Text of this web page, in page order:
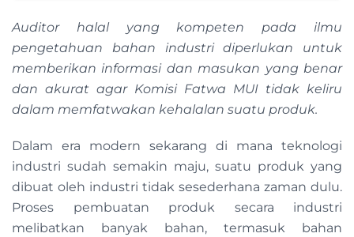
Auditor halal yang kompeten pada ilmu
pengetahuan bahan industri diperlukan untuk
memberikan informasi dan masukan yang benar
dan akurat agar Komisi Fatwa MUI tidak keliru
dalam memfatwakan kehalalan suatu produk.
Dalam era modern sekarang di mana teknologi
industri sudah semakin maju, suatu produk yang
dibuat oleh industri tidak sesederhana zaman dulu.
Proses pembuatan produk secara industri
melibatkan banyak bahan, termasuk bahan